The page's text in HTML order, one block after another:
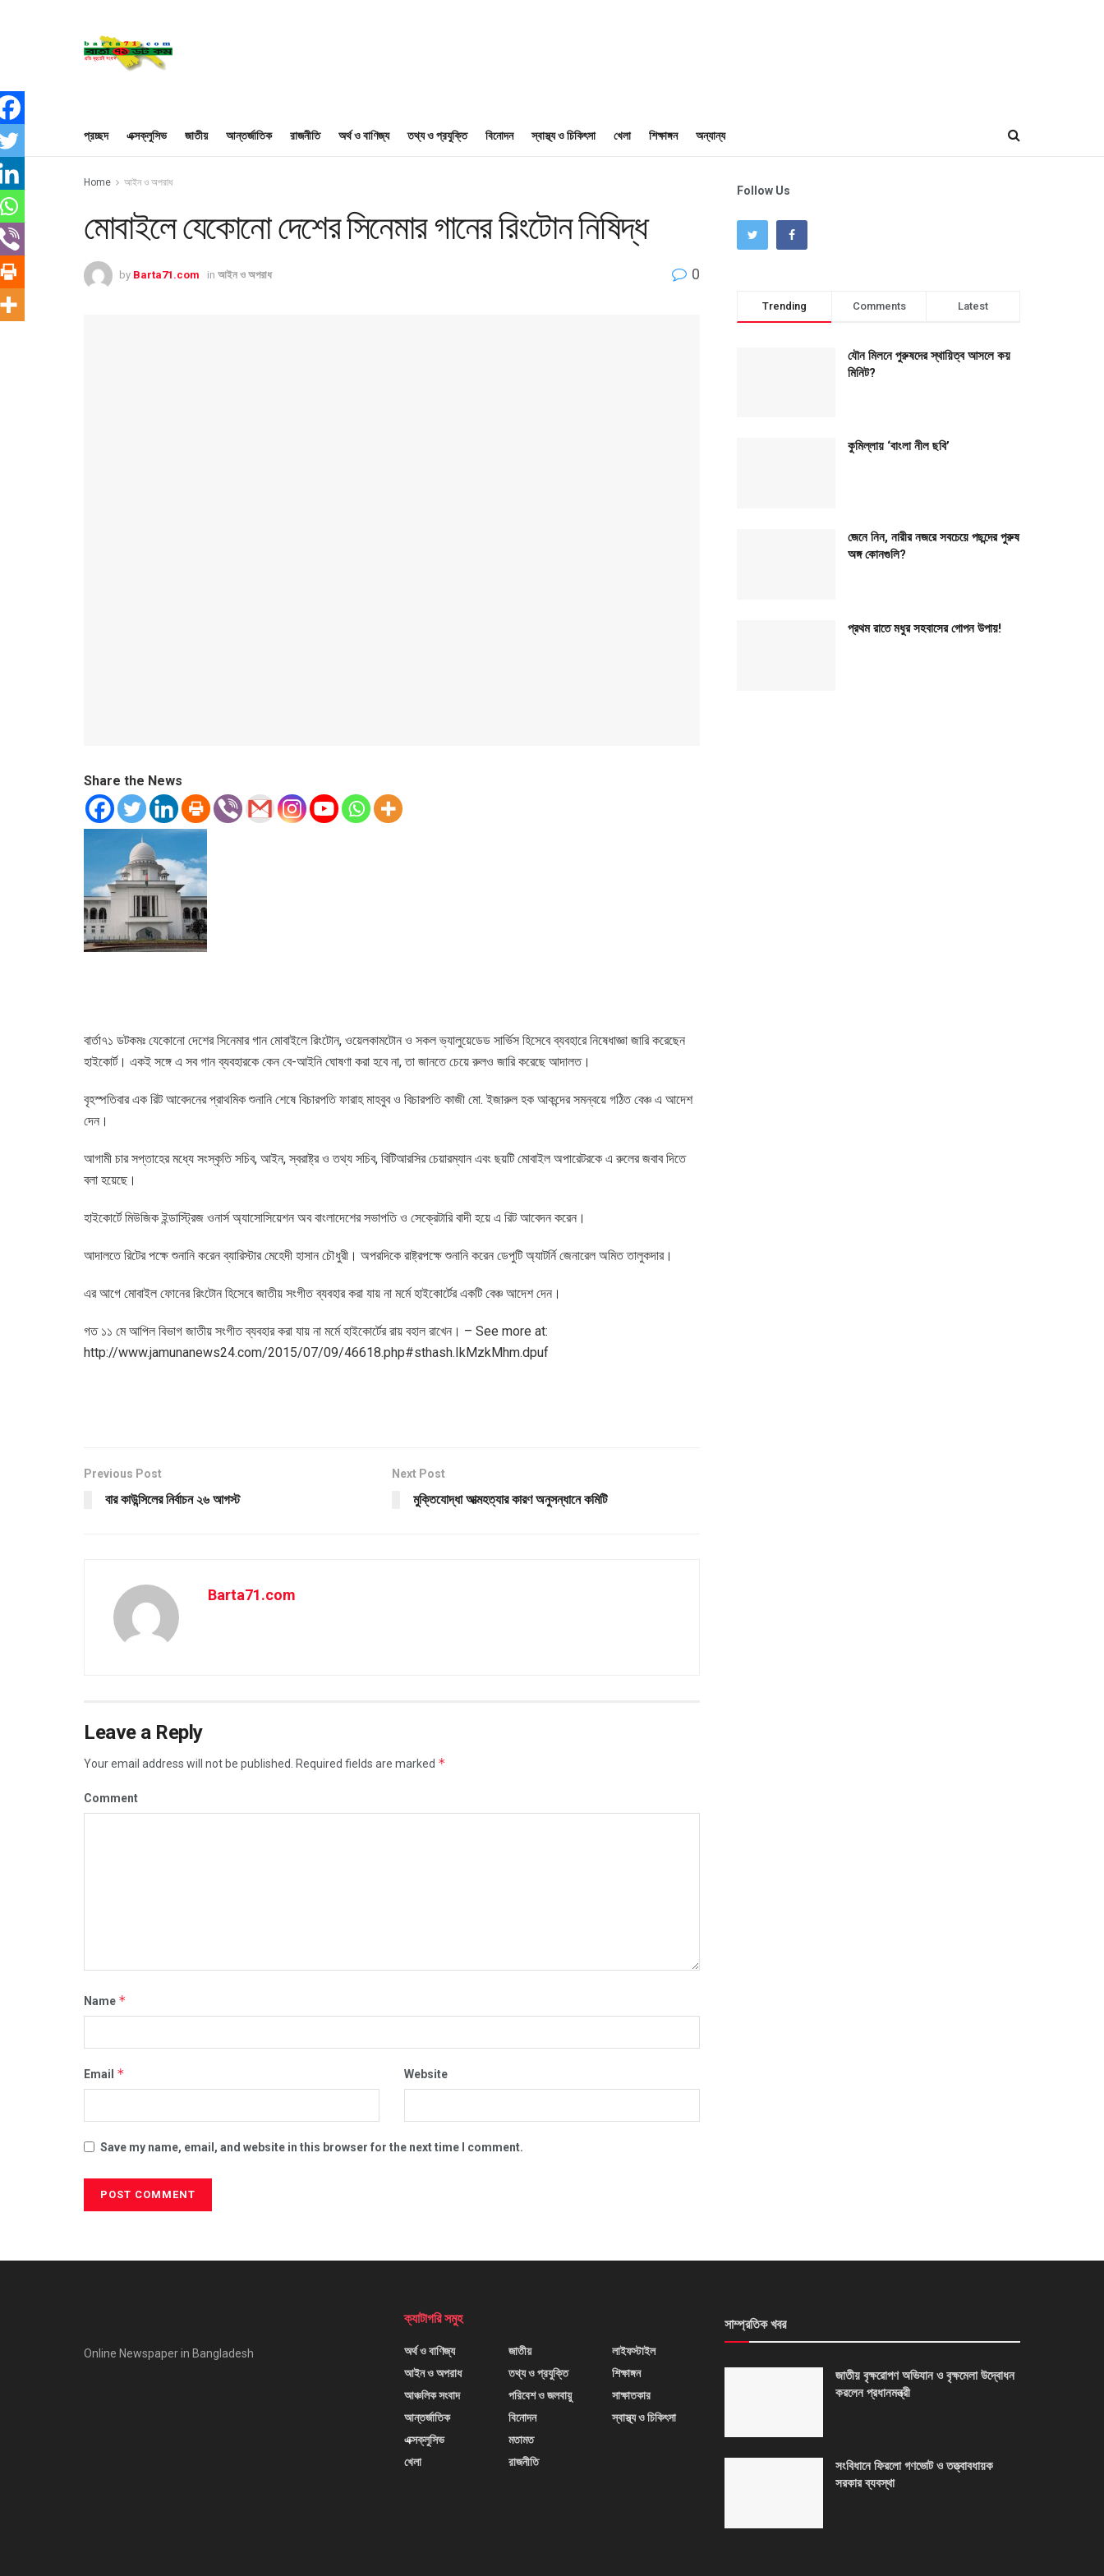
প্রচ্ছদ এক্সক্লুসিভ জাতীয় আন্তর্জাতিক রাজনীতি অর্থ ও বাণিজ্য তথ্য ও প্রযুক্তি বিনোদন স্বাস্থ্য ও চিকিৎসা খেলা শিক্ষাঙ্গন অন্যান্য
Home আইন ও অপরাধ
মোবাইলে যেকোনো দেশের সিনেমার গানের রিংটোন নিষিদ্ধ
by Barta71.com in আইন ও অপরাধ 0
Share the News
বার্তা৭১ ডটকমঃ যেকোনো দেশের সিনেমার গান মোবাইলে রিংটোন, ওয়েলকামটোন ও সকল ভ্যালুয়েডেড সার্ভিস হিসেবে ব্যবহারে নিষেধাজ্ঞা জারি করেছেন
হাইকোর্ট। একই সঙ্গে এ সব গান ব্যবহারকে কেন বে-আইনি ঘোষণা করা হবে না, তা জানতে চেয়ে রুলও জারি করেছে আদালত।
বৃহস্পতিবার এক রিট আবেদনের প্রাথমিক শুনানি শেষে বিচারপতি ফারাহ মাহবুব ও বিচারপতি কাজী মো. ইজারুল হক আকন্দের সমন্বয়ে গঠিত বেঞ্চ এ আদেশ
দেন।
আগামী চার সপ্তাহের মধ্যে সংস্কৃতি সচিব, আইন, স্বরাষ্ট্র ও তথ্য সচিব, বিটিআরসির চেয়ারম্যান এবং ছয়টি মোবাইল অপারেটরকে এ রুলের জবাব দিতে
বলা হয়েছে।
হাইকোর্টে মিউজিক ইন্ডাস্ট্রিজ ওনার্স অ্যাসোসিয়েশন অব বাংলাদেশের সভাপতি ও সেক্রেটারি বাদী হয়ে এ রিট আবেদন করেন।
আদালতে রিটের পক্ষে শুনানি করেন ব্যারিস্টার মেহেদী হাসান চৌধুরী। অপরদিকে রাষ্ট্রপক্ষে শুনানি করেন ডেপুটি অ্যাটর্নি জেনারেল অমিত তালুকদার।
এর আগে মোবাইল ফোনের রিংটোন হিসেবে জাতীয় সংগীত ব্যবহার করা যায় না মর্মে হাইকোর্টের একটি বেঞ্চ আদেশ দেন।
গত ১১ মে আপিল বিভাগ জাতীয় সংগীত ব্যবহার করা যায় না মর্মে হাইকোর্টের রায় বহাল রাখেন। – See more at:
http://www.jamunanews24.com/2015/07/09/46618.php#sthash.IkMzkMhm.dpuf
Previous Post
বার কাউন্সিলের নির্বাচন ২৬ আগস্ট
Next Post
মুক্তিযোদ্ধা আত্মহত্যার কারণ অনুসন্ধানে কমিটি
Barta71.com
Leave a Reply
Your email address will not be published. Required fields are marked *
Comment
Name *
Email * Website
Save my name, email, and website in this browser for the next time I comment.
Follow Us
Trending Comments Latest
যৌন মিলনে পুরুষদের স্থায়িত্ব আসলে কয়
মিনিট?
কুমিল্লায় ‘বাংলা নীল ছবি’
জেনে নিন, নারীর নজরে সবচেয়ে পছন্দের পুরুষ
অঙ্গ কোনগুলি?
প্রথম রাতে মধুর সহবাসের গোপন উপায়!
Online Newspaper in Bangladesh
ক্যাটাগরি সমুহ
অর্থ ও বাণিজ্য
আইন ও অপরাধ
আঞ্চলিক সংবাদ
আন্তর্জাতিক
এক্সক্লুসিভ
খেলা
জাতীয়
তথ্য ও প্রযুক্তি
পরিবেশ ও জলবায়ু
বিনোদন
মতামত
রাজনীতি
লাইফস্টাইল
শিক্ষাঙ্গন
সাক্ষাতকার
স্বাস্থ্য ও চিকিৎসা
সাম্প্রতিক খবর
জাতীয় বৃক্ষরোপণ অভিযান ও বৃক্ষমেলা উদ্বোধন
করলেন প্রধানমন্ত্রী
সংবিধানে ফিরলো গণভোট ও তত্ত্বাবধায়ক
সরকার ব্যবস্থা